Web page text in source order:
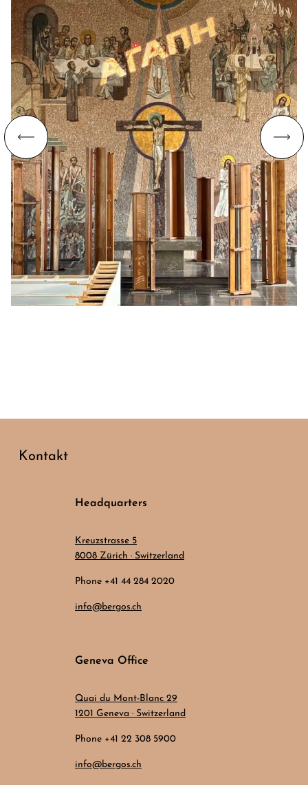
Kontakt
Headquarters
Kreuzstrasse 5
8008 Zürich · Switzerland
Phone +41 44 284 2020
info@bergos.ch
Geneva Office
Quai du Mont-Blanc 29
1201 Geneva · Switzerland
Phone +41 22 308 5900
info@bergos.ch